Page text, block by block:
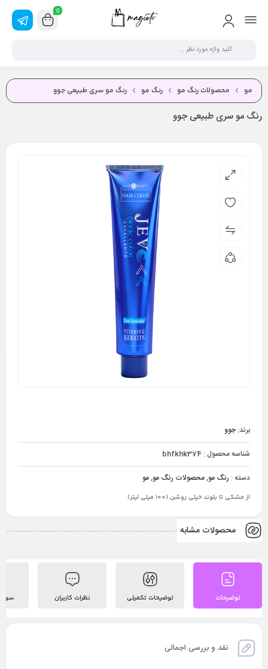
0
مو محصولات رنگ مو رنگ مو رنگ مو سری طبیعی جوو
رنگ مو سری طبیعی جوو
برند: جوو
شناسه محصول : bhfkhk374
دسته : رنگ مو,محصولات رنگ مو,مو
از مشکی تا بلوند خیلی روشن (100 میلی لیتر)
محصولات مشابه
توضیحات توضیحات تکمیلی نظرات کاربران
نقد و بررسی اجمالی